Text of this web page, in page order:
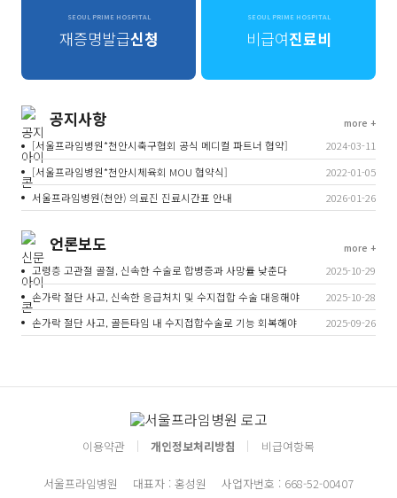
SEOUL PRIME HOSPITAL
재증명발급신청
SEOUL PRIME HOSPITAL
비급여진료비
공지사항 more +
[서울프라임병원*천안시축구협회 공식 메디컬 파트너 협약]
2024-03-11
[서울프라임병원*천안시체육회 MOU 협약식]
2022-01-05
서울프라임병원(천안) 의료진 진료시간표 안내
2026-01-26
언론보도 more +
고령층 고관절 골절, 신속한 수술로 합병증과 사망률 낮춘다
2025-10-29
손가락 절단 사고, 신속한 응급처치 및 수지접합 수술 대응해야
2025-10-28
손가락 절단 사고, 골든타임 내 수지접합수술로 기능 회복해야
2025-09-26
이용약관 개인정보처리방침 비급여항목
서울프라임병원 대표자 : 홍성원
사업자번호 : 668-52-00407